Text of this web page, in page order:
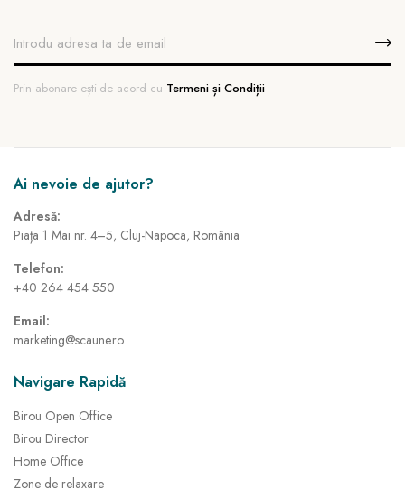
Prin abonare ești de acord cu Termeni și Condiții
Ai nevoie de ajutor?
Adresă:
Piața 1 Mai nr. 4–5, Cluj-Napoca, România
Telefon:
+40 264 454 550
Email:
marketing@scaune.ro
Navigare Rapidă
Birou Open Office
Birou Director
Home Office
Zone de relaxare